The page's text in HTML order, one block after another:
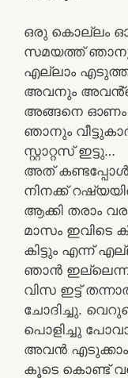
ഒരു കൊല്ലം
സമയത്ത്
എല്ലാം എടുത്ത്
അവനും
അങ്ങനെ
ഞാനും
സ്റ്റാറ്റസ് ഇട്ടു…
അത്
നിനക്ക്
ആക്കി തരാം
മാസം ഇവിടെ
കിട്ടും എന്ന്
ഞാൻ
വിസ ഇട്ട്
ചോദിച്ചു.
പൊളിച്ചു
അവൻ
കൂടെ കൊണ്ട്